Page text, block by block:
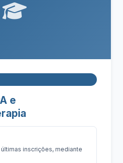
e
inscrições, mediante